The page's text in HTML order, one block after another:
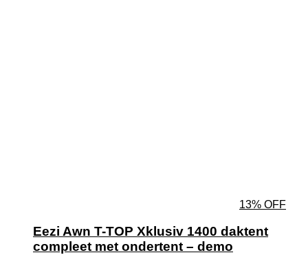
13% OFF
Eezi Awn T-TOP Xklusiv 1400 daktent
compleet met ondertent – demo